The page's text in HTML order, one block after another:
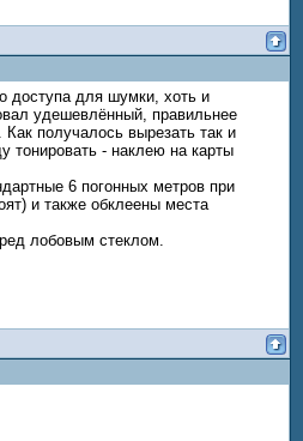
доступа для шумки, хоть и
удешевлённый, правильнее
получалось вырезать так и
тонировать - наклею на карты
6 погонных метров при
и также обклеены места
лобовым стеклом.